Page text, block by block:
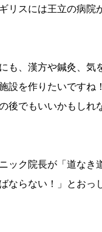
リスには王立の病院
も、漢方や鍼灸、気
設を作りたいですね！
後でもいいかもしれ
ック院長が「道なき
ならない！」とおっ